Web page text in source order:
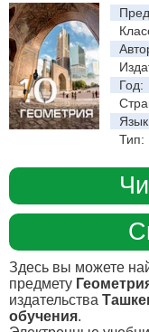
Год:
Тип:
Здесь вы можете
предмету
издательства
обучения.